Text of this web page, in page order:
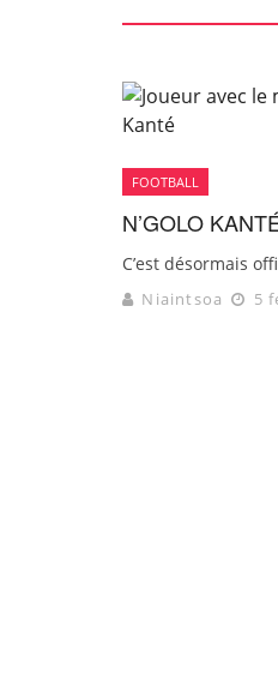
FOOTBALL
N’GOLO
C’est désormais
Niaintsoa 5